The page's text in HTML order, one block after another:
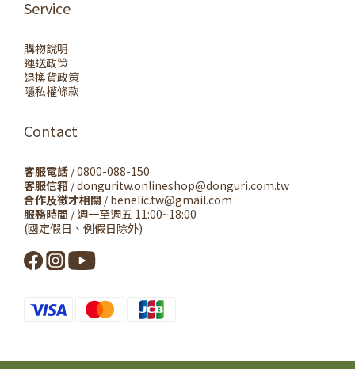
Service
購物說明
運送政策
退換貨政策
隱私權條款
Contact
客服電話 / 0800-088-150
客服信箱 / donguritw.onlineshop@donguri.com.tw
合作及徵才相關 / benelic.tw@gmail.com
服務時間 / 週一至週五 11:00~18:00
(國定假日、例假日除外)